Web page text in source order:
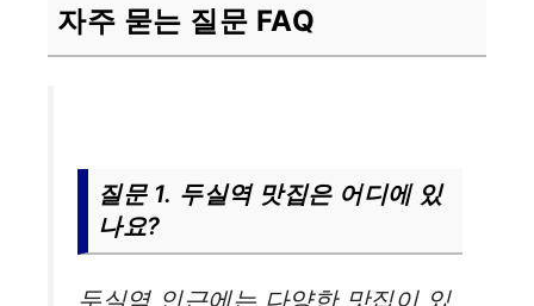
자주 묻는 질문 FAQ
질문 1. 두실역 맛집은 어디에 있
나요?
두실역 인근에는 다양한 맛집이 있